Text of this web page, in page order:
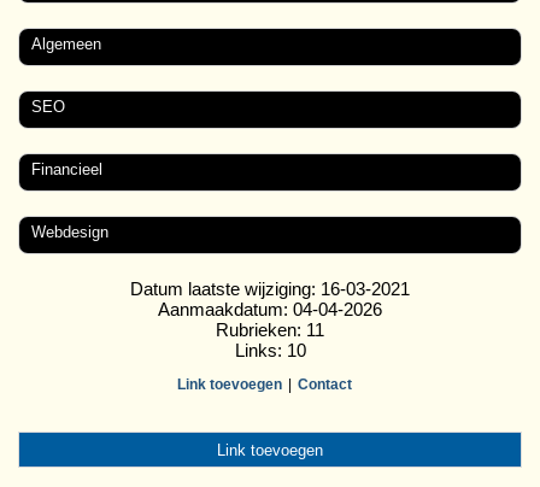
Algemeen
SEO
Financieel
Webdesign
Datum laatste wijziging: 16-03-2021
Aanmaakdatum: 04-04-2026
Rubrieken: 11
Links: 10
Link toevoegen Contact
Link toevoegen